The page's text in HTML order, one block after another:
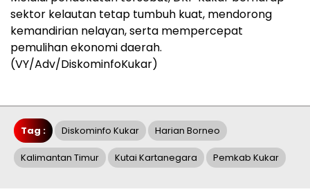
sektor kelautan tetap tumbuh kuat, mendorong
kemandirian nelayan, serta mempercepat
pemulihan ekonomi daerah.
(VY/Adv/DiskominfoKukar)
Tag : Diskominfo Kukar Harian Borneo
Kalimantan Timur Kutai Kartanegara Pemkab Kukar